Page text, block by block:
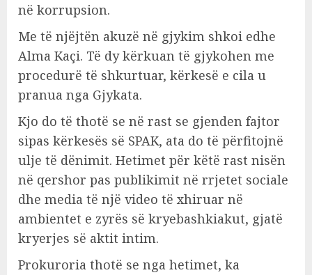
në korrupsion.
Me të njëjtën akuzë në gjykim shkoi edhe
Alma Kaçi. Të dy kërkuan të gjykohen me
procedurë të shkurtuar, kërkesë e cila u
pranua nga Gjykata.
Kjo do të thotë se në rast se gjenden fajtor
sipas kërkesës së SPAK, ata do të përfitojnë
ulje të dënimit. Hetimet për këtë rast nisën
në qershor pas publikimit në rrjetet sociale
dhe media të një video të xhiruar në
ambientet e zyrës së kryebashkiakut, gjatë
kryerjes së aktit intim.
Prokuroria thotë se nga hetimet, ka